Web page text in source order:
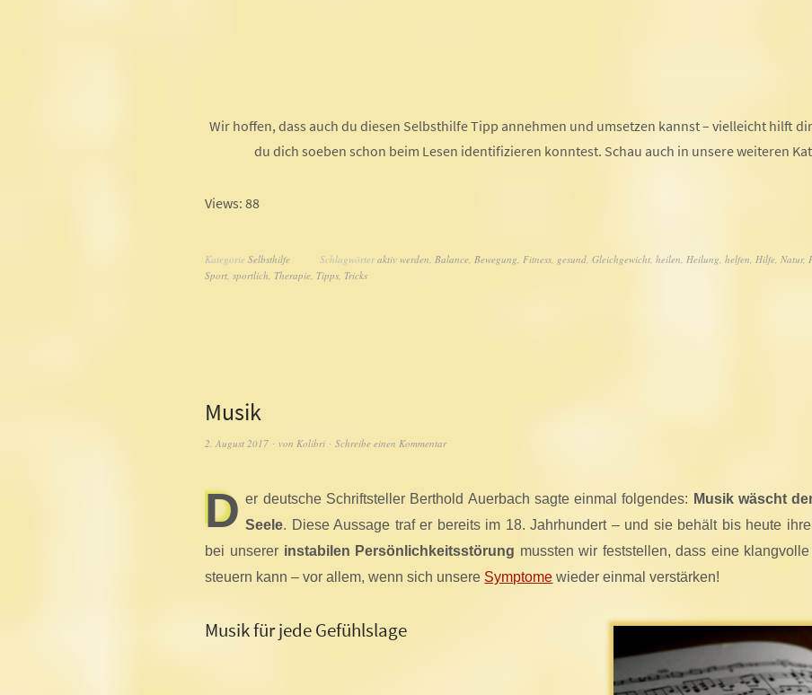
Wir hoffen, dass auch du diesen Selbsthilfe Tipp annehmen und umsetzen kannst – vielleicht hilft
du dich soeben schon beim Lesen identifizieren konntest. Schau auch in unsere weiteren
Views: 88
KategorieSelbsthilfe Schlagwörteraktiv werden,Balance,Bewegung,Fitness, gesund,Gleichgewicht,heilen,Heilung,helfen,Hilfe,Natur,
Sport,sportlich, Therapie, Tipps, Tricks
Musik
2. August 2017 vonKolibri Schreibe einen Kommentar
D er deutsche Schriftsteller Berthold Auerbach sagte einmal folgendes: Musik wäscht
Seele. Diese Aussage traf er bereits im 18. Jahrhundert – und sie behält bis heute
bei unserer instabilen Persönlichkeitsstörung mussten wir feststellen, dass eine
steuern kann – vor allem, wenn sich unsere Symptome wieder einmal verstärken!
Musik für jede Gefühlslage